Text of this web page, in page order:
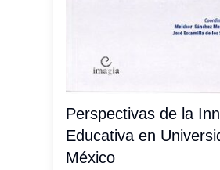
Perspectivas de la
Educativa en
México